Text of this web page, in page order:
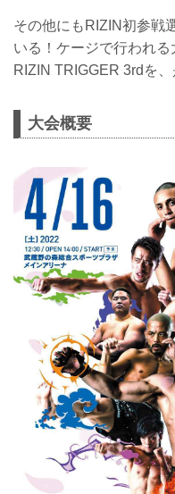
その他にもRIZIN初参戦
いる！ケージで行われ
RIZIN TRIGGER 3rdを
大会概要